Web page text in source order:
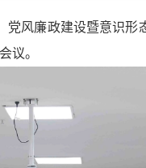
党风廉政建设暨意识
议。